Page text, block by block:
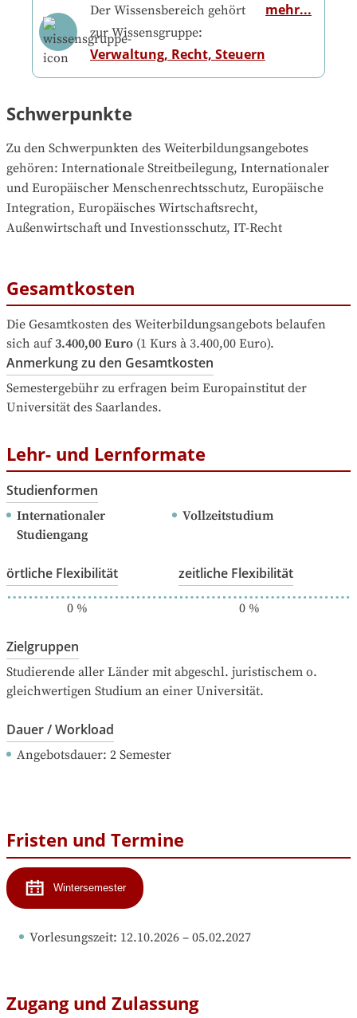
Der Wissensbereich gehört
zur Wissensgruppe:
Verwaltung, Recht, Steuern
mehr...
Schwerpunkte
Zu den Schwerpunkten des Weiterbildungsangebotes
gehören: Internationale Streitbeilegung, Internationaler
und Europäischer Menschenrechtsschutz, Europäische
Integration, Europäisches Wirtschaftsrecht,
Außenwirtschaft und Investionsschutz, IT-Recht
Gesamtkosten
Die Gesamtkosten des Weiterbildungsangebots belaufen
sich auf 3.400,00 Euro (1 Kurs à 3.400,00 Euro).
Anmerkung zu den Gesamtkosten
Semestergebühr zu erfragen beim Europainstitut der
Universität des Saarlandes.
Lehr- und Lernformate
Studienformen
Internationaler
Studiengang
Vollzeitstudium
örtliche Flexibilität
0%
zeitliche Flexibilität
0%
Zielgruppen
Studierende aller Länder mit abgeschl. juristischem o.
gleichwertigen Studium an einer Universität.
Dauer / Workload
Angebotsdauer: 2 Semester
Fristen und Termine
Wintersemester
Vorlesungszeit: 12.10.2026 – 05.02.2027
Zugang und Zulassung